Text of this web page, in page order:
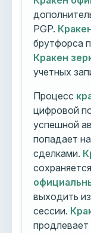
PGP.
брутфорса
Кракен
учетных
Процесс
цифровой
успешной
попадает
сделками.
выходить
сессии.
продлевает